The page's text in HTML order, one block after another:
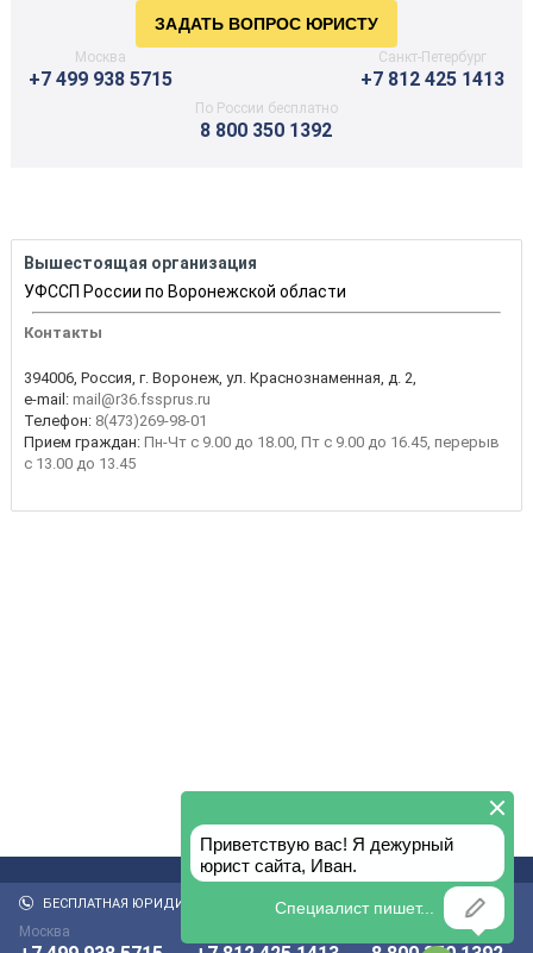
Москва
+7 499 938 5715
Санкт-Петербург
+7 812 425 1413
По России бесплатно
8 800 350 1392
Вышестоящая организация
УФССП России по Воронежской области
Контакты
394006, Россия, г. Воронеж, ул. Краснознаменная, д. 2,
e-mail:mail@r36.fssprus.ru
Телефон:8(473)269-98-01
Прием граждан:Пн-Чт с 9.00 до 18.00, Пт с 9.00 до 16.45, перерыв
с 13.00 до 13.45
БЕСПЛАТНАЯ ЮРИДИЧЕСКАЯ КОНСУЛЬТАЦИЯ:
Москва По России бесплатно